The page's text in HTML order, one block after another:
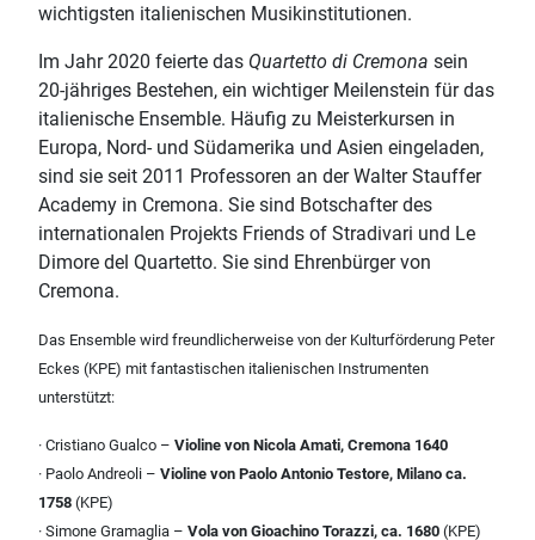
wichtigsten italienischen Musikinstitutionen.
Im Jahr 2020 feierte das Quartetto di Cremona sein
20-jähriges Bestehen, ein wichtiger Meilenstein für das
italienische Ensemble. Häufig zu Meisterkursen in
Europa, Nord- und Südamerika und Asien eingeladen,
sind sie seit 2011 Professoren an der Walter Stauffer
Academy in Cremona. Sie sind Botschafter des
internationalen Projekts Friends of Stradivari und Le
Dimore del Quartetto. Sie sind Ehrenbürger von
Cremona.
Das Ensemble wird freundlicherweise von der Kulturförderung Peter
Eckes (KPE) mit fantastischen italienischen Instrumenten
unterstützt:
· Cristiano Gualco – Violine von Nicola Amati, Cremona 1640
· Paolo Andreoli – Violine von Paolo Antonio Testore, Milano ca.
1758 (KPE)
· Simone Gramaglia – Vola von Gioachino Torazzi, ca. 1680 (KPE)